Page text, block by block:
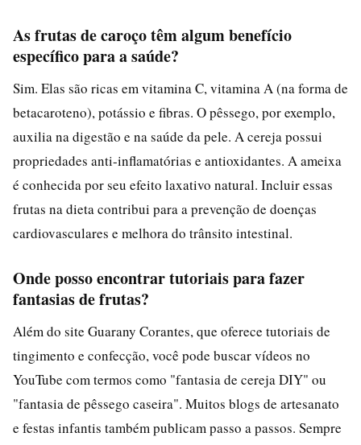
As frutas de caroço têm algum benefício
específico para a saúde?
Sim. Elas são ricas em vitamina C, vitamina A (na forma de
betacaroteno), potássio e fibras. O pêssego, por exemplo,
auxilia na digestão e na saúde da pele. A cereja possui
propriedades anti-inflamatórias e antioxidantes. A ameixa
é conhecida por seu efeito laxativo natural. Incluir essas
frutas na dieta contribui para a prevenção de doenças
cardiovasculares e melhora do trânsito intestinal.
Onde posso encontrar tutoriais para fazer
fantasias de frutas?
Além do site Guarany Corantes, que oferece tutoriais de
tingimento e confecção, você pode buscar vídeos no
YouTube com termos como "fantasia de cereja DIY" ou
"fantasia de pêssego caseira". Muitos blogs de artesanato
e festas infantis também publicam passo a passos. Sempre